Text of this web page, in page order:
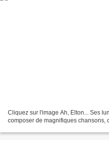
Cliquez sur l'image Ah, Elton... Ses
composer de magnifiques chansons,